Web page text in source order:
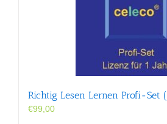
Richtig Lesen Lernen Profi-Set
€99,00